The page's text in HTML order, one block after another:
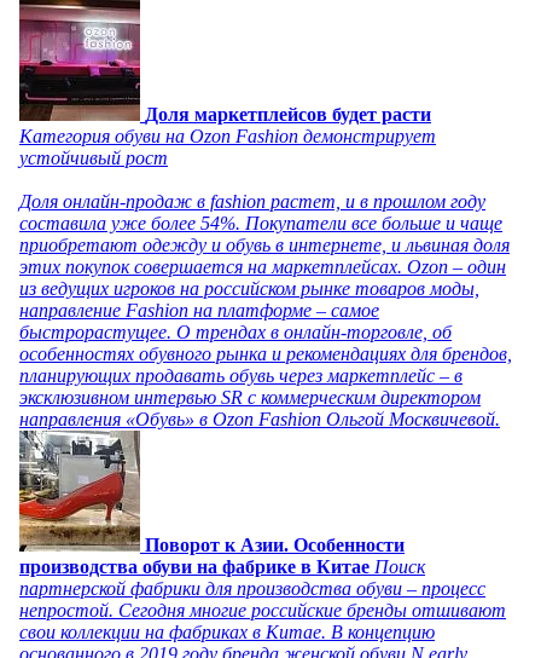
Доля маркетплейсов будет расти
Категория обуви на Ozon Fashion демонстрирует
устойчивый рост
Доля онлайн-продаж в fashion растет, и в прошлом году
составила уже более 54%. Покупатели все больше и чаще
приобретают одежду и обувь в интернете, и львиная доля
этих покупок совершается на маркетплейсах. Ozon – один
из ведущих игроков на российском рынке товаров моды,
направление Fashion на платформе – самое
быстрорастущее. О трендах в онлайн-торговле, об
особенностях обувного рынка и рекомендациях для брендов,
планирующих продавать обувь через маркетплейс – в
эксклюзивном интервью SR с коммерческим директором
направления «Обувь» в Ozon Fashion Ольгой Москвичевой.
Поворот к Азии. Особенности
производства обуви на фабрике в Китае Поиск
партнерской фабрики для производства обуви – процесс
непростой. Сегодня многие российские бренды отшивают
свои коллекции на фабриках в Китае. В концепцию
основанного в 2019 году бренда женской обуви N.early